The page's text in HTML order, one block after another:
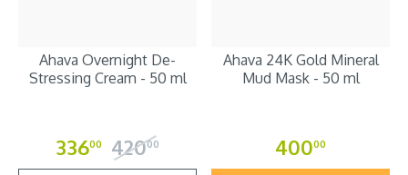
Ahava Overnight De-
Stressing Cream - 50 ml
33600 42000
Ahava 24K Gold Mineral
Mud Mask - 50 ml
40000